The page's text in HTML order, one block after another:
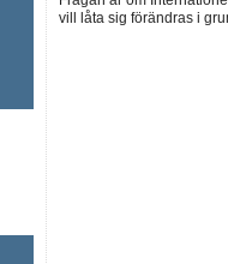
vill låta sig förändras i